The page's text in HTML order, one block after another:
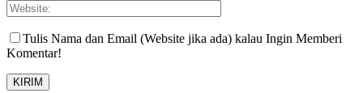
Tulis Nama dan Email (Website jika ada) kalau Ingin Memberi
Komentar!